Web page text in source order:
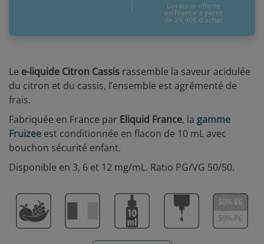
Le e-liquide Citron Cassis rassemble la saveur acidulée
du citron et du cassis, l’ensemble est agrémenté de
frais.
Fabriquée en France par Eliquid France, la gamme
Fruizee est conditionnée en flacon de 10 mL avec
bouchon sécurité enfant.
Disponible en 3, 6 et 12 mg/mL. Ratio PG/VG 50/50.
* Pour une livraison en France métropolitaine+ d'infos
Livraison offerte
en France à partir
de 29,90€ d'achat